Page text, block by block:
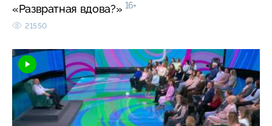
«Развратная вдова?» 16+
21550